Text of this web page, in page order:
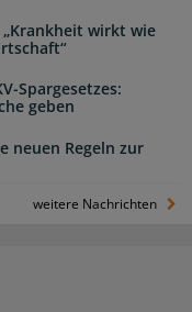
wirkt wie
Spargesetzes:
geben
neuen Regeln zur
weitere Nachrichten